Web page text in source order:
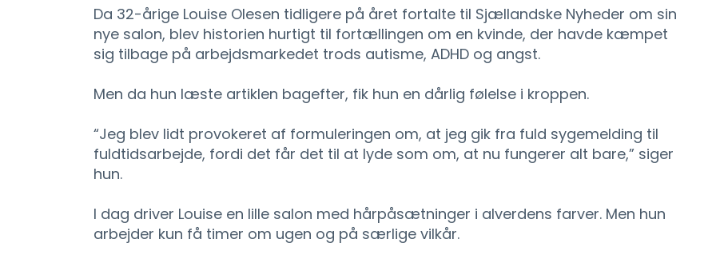
Da 32-årige Louise Olesen tidligere på året fortalte til Sjællandske Nyheder om sin
nye salon, blev historien hurtigt til fortællingen om en kvinde, der havde kæmpet
sig tilbage på arbejdsmarkedet trods autisme, ADHD og angst.
Men da hun læste artiklen bagefter, fik hun en dårlig følelse i kroppen.
“Jeg blev lidt provokeret af formuleringen om, at jeg gik fra fuld sygemelding til
fuldtidsarbejde, fordi det får det til at lyde som om, at nu fungerer alt bare,” siger
hun.
I dag driver Louise en lille salon med hårpåsætninger i alverdens farver. Men hun
arbejder kun få timer om ugen og på særlige vilkår.